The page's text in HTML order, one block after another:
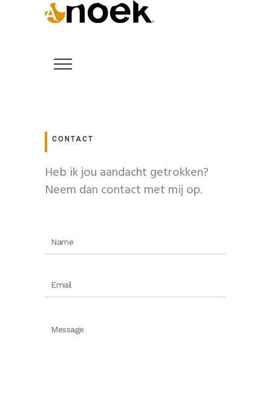
CONTACT
Heb ik jou aandacht getrokken?
Neem dan contact met mij op.